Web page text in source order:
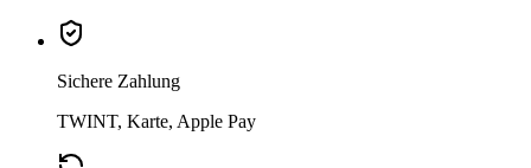
Sichere Zahlung
TWINT, Karte, Apple Pay